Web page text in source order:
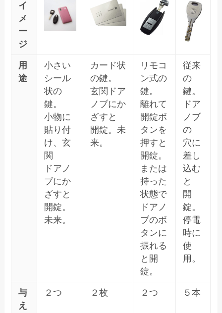
イ
メ
ー
ジ
用
途
小さい
シール
状の
鍵。
小物に
貼り付
け、玄
関
ドアノ
ブにか
ざすと
開錠。
未来。
カード状
の鍵。
玄関ドア
ノブにか
ざすと
開錠。未
来。
リモコ
ン式の
鍵。
離れて
開錠ボ
タンを
押すと
開錠。
または
持った
状態で
ドアノ
ブのボ
タンに
振れる
と開
錠。
従来
の
鍵。
ドア
ノブ
の
穴に
差し
込む
と
開
錠。
停電
時に
使
用。
与
え
２つ ２枚 ２つ ５本